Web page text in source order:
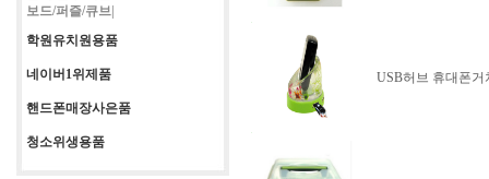
보드/퍼즐/큐브|
학원유치원용품
네이버1위제품
핸드폰매장사은품
청소위생용품
USB허브 휴대폰거